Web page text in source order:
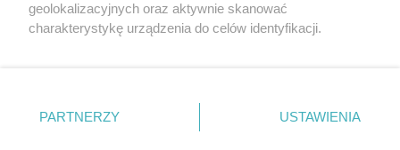
O nas
geolokalizacyjnych oraz aktywnie skanować
charakterystykę urządzenia do celów identyfikacji.
zmienić/wycofać klikając przycisk ustawień prywatności
znajdujący się w lewym dolnym rogu strony
PARTNERZY USTAWIENIA